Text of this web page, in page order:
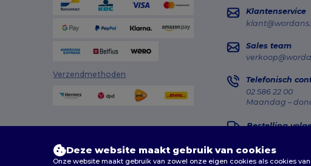
Verzendmethoden
Klantenservice
Sales team
Telefonisch
02 586 22 00
Maandag –
Bestelling
Deze website maakt gebruik van cookies
Onze website maakt gebruik van zowel onze eigen cookies als cookies